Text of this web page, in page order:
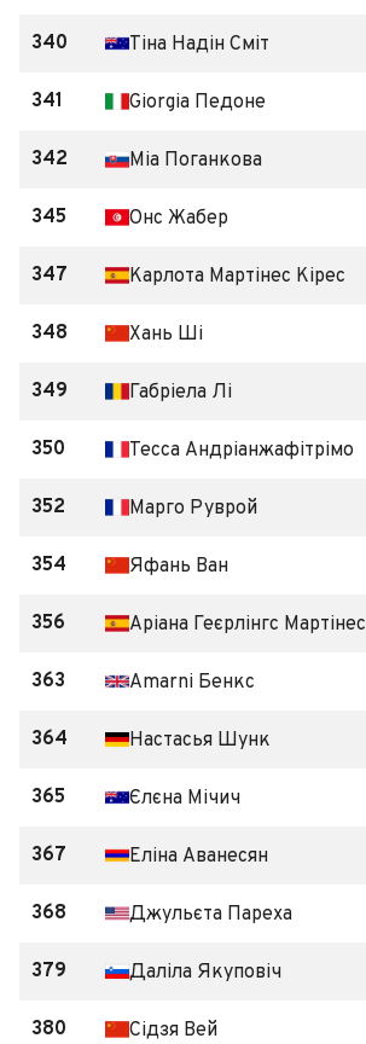
340 Тіна Надін Сміт
341 Giorgia Педоне
342 Міа Поганкова
345 Онс Жабер
347 Карлота Мартінес Кірес
348 Хань Ші
349 Габріела Лі
350 Тесса Андріанжафітрімо
352 Марго Руврой
354 Яфань Ван
356 Аріана Геєрлінгс Мартінес
363 Amarni Бенкс
364 Настасья Шунк
365 Єлєна Мічич
367 Еліна Аванесян
368 Джульєта Пареха
379 Даліла Якуповіч
380 Сідзя Вей